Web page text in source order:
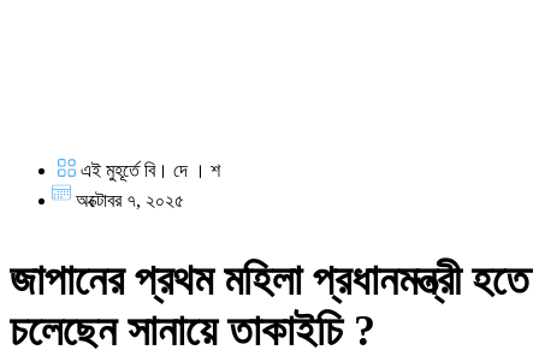
এই মুহূর্তে বি। দে । শ
অক্টোবর ৭, ২০২৫
জাপানের প্রথম মহিলা প্রধানমন্ত্রী হতে
চলেছেন সানায়ে তাকাইচি ?